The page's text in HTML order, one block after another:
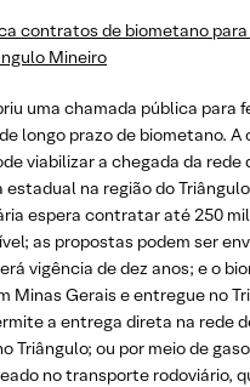
contratos de biometano
Mineiro
uma chamada pública para
longo prazo de biometano. A
viabilizar a chegada da rede
na região do
espera contratar até 250 mil
as propostas podem ser
vigência de dez anos; e o
Minas Gerais e entregue no
a entrega direta na rede
Triângulo; ou por meio de
no transporte rodoviário,